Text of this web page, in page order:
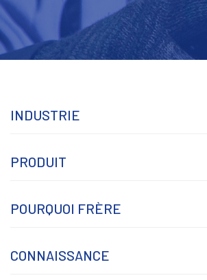
INDUSTRIE
PRODUIT
POURQUOI FRÈRE
CONNAISSANCE